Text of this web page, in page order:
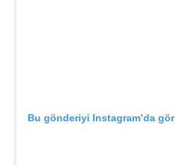
Bu gönderiyi Instagram’da gör